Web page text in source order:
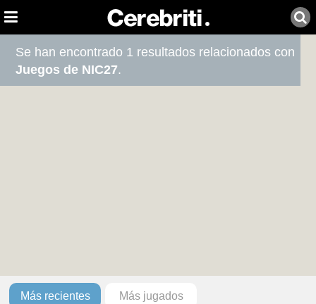
Se han encontrado 1 resultados relacionados con
Juegos de NIC27.
Más recientes Más jugados